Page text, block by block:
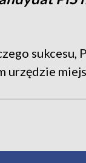
urzędzie